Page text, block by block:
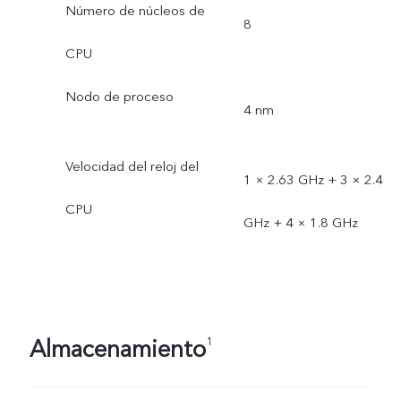
Número de núcleos de
CPU
8
Nodo de proceso
4 nm
Velocidad del reloj del
CPU
1 × 2.63 GHz + 3 × 2.4
GHz + 4 × 1.8 GHz
Almacenamiento1